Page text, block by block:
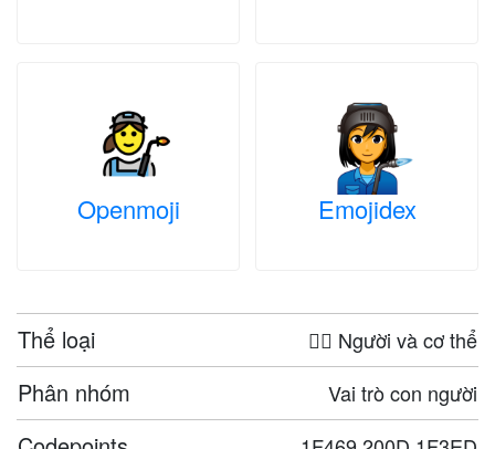
Openmoji Emojidex
Thể loại 🤦‍♀️ Người và cơ thể
Phân nhóm Vai trò con người